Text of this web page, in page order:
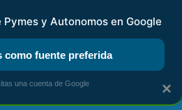
KIT DIGITAL RENTA
×
y Autonomos en Google
como fuente preferida
una cuenta de Google